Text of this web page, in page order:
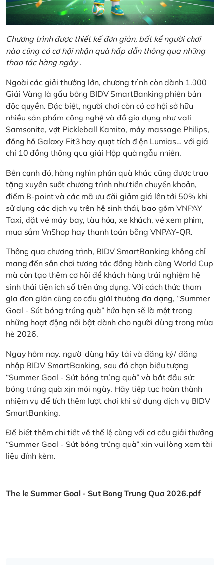
Chương trình được thiết kế đơn giản, bất kể người chơi
nào cũng có cơ hội nhận quà hấp dẫn thông qua những
thao tác hàng ngày .
Ngoài các giải thưởng lớn, chương trình còn dành 1.000
Giải Vàng là gấu bông BIDV SmartBanking phiên bản
độc quyền. Đặc biệt, người chơi còn có cơ hội sở hữu
nhiều sản phẩm công nghệ và đồ gia dụng như vali
Samsonite, vợt Pickleball Kamito, máy massage Philips,
đồng hồ Galaxy Fit3 hay quạt tích điện Lumias… với giá
chỉ 10 đồng thông qua giải Hộp quà ngẫu nhiên.
Bên cạnh đó, hàng nghìn phần quà khác cũng được trao
tặng xuyên suốt chương trình như tiền chuyển khoản,
điểm B-point và các mã ưu đãi giảm giá lên tới 50% khi
sử dụng các dịch vụ trên hệ sinh thái, bao gồm VNPAY
Taxi, đặt vé máy bay, tàu hỏa, xe khách, vé xem phim,
mua sắm VnShop hay thanh toán bằng VNPAY-QR.
Thông qua chương trình, BIDV SmartBanking không chỉ
mang đến sân chơi tương tác đồng hành cùng World Cup
mà còn tạo thêm cơ hội để khách hàng trải nghiệm hệ
sinh thái tiện ích số trên ứng dụng. Với cách thức tham
gia đơn giản cùng cơ cấu giải thưởng đa dạng, “Summer
Goal - Sút bóng trúng quà” hứa hẹn sẽ là một trong
những hoạt động nổi bật dành cho người dùng trong mùa
hè 2026.
Ngay hôm nay, người dùng hãy tải và đăng ký/ đăng
nhập BIDV SmartBanking, sau đó chọn biểu tượng
“Summer Goal - Sút bóng trúng quà” và bắt đầu sút
bóng trúng quà xịn mỗi ngày. Hãy tiếp tục hoàn thành
nhiệm vụ để tích thêm lượt chơi khi sử dụng dịch vụ BIDV
SmartBanking.
Để biết thêm chi tiết về thể lệ cùng với cơ cấu giải thưởng
“Summer Goal - Sút bóng trúng quà” xin vui lòng xem tài
liệu đính kèm.
The le Summer Goal - Sut Bong Trung Qua 2026.pdf